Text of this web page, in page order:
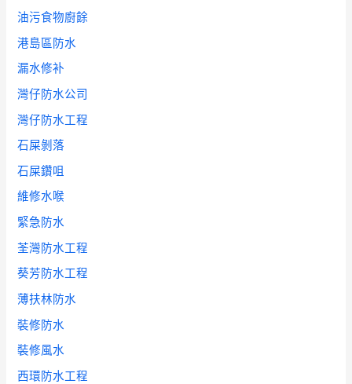
油污食物廚餘
港島區防水
漏水修补
灣仔防水公司
灣仔防水工程
石屎剝落
石屎鑽咀
維修水喉
緊急防水
荃灣防水工程
葵芳防水工程
薄扶林防水
裝修防水
裝修風水
西環防水工程